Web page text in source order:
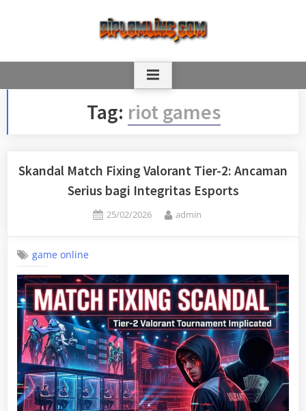
Tag: riot games
Skandal Match Fixing Valorant Tier-2: Ancaman
Serius bagi Integritas Esports
Posted
25/02/2026 By
admin
game online